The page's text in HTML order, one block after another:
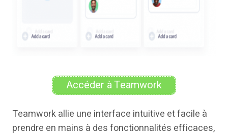
Accéder à Teamwork
Teamwork allie une interface intuitive et facile à
prendre en mains à des fonctionnalités efficaces,